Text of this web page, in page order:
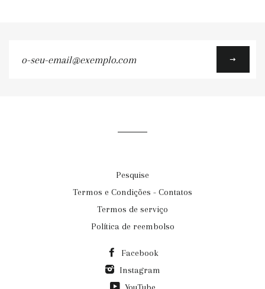
Pesquise
Termos e Condições - Contatos
Termos de serviço
Política de reembolso
Facebook
Instagram